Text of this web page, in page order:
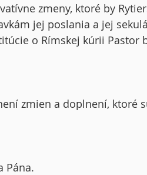
zmeny, ktoré by
jej poslania a jej
o Rímskej kúrii Pastor
zmien a doplnení, ktoré
Pána.